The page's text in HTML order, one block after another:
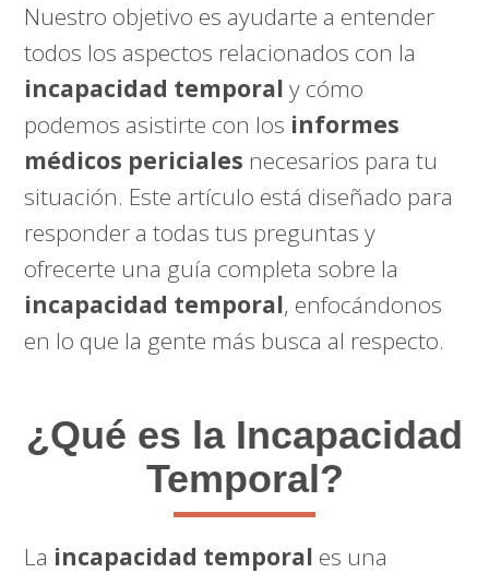
Nuestro objetivo es ayudarte a entender
todos los aspectos relacionados con la
incapacidad temporal y cómo
podemos asistirte con los informes
médicos periciales necesarios para tu
situación. Este artículo está diseñado para
responder a todas tus preguntas y
ofrecerte una guía completa sobre la
incapacidad temporal, enfocándonos
en lo que la gente más busca al respecto.
¿Qué es la Incapacidad
Temporal?
La incapacidad temporal es una